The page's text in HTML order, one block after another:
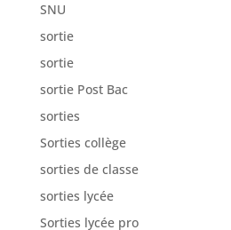
SNU
sortie
sortie
sortie Post Bac
sorties
Sorties collège
sorties de classe
sorties lycée
Sorties lycée pro